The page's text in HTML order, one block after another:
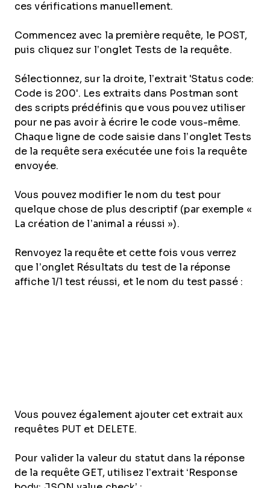
ces vérifications manuellement.
Commencez avec la première requête, le POST,
puis cliquez sur l’onglet Tests de la requête.
Sélectionnez, sur la droite, l’extrait 'Status code:
Code is 200'. Les extraits dans Postman sont
des scripts prédéfinis que vous pouvez utiliser
pour ne pas avoir à écrire le code vous-même.
Chaque ligne de code saisie dans l’onglet Tests
de la requête sera exécutée une fois la requête
envoyée.
Vous pouvez modifier le nom du test pour
quelque chose de plus descriptif (par exemple «
La création de l’animal a réussi »).
Renvoyez la requête et cette fois vous verrez
que l’onglet Résultats du test de la réponse
affiche 1/1 test réussi, et le nom du test passé :
Vous pouvez également ajouter cet extrait aux
requêtes PUT et DELETE.
Pour valider la valeur du statut dans la réponse
de la requête GET, utilisez l’extrait ‘Response